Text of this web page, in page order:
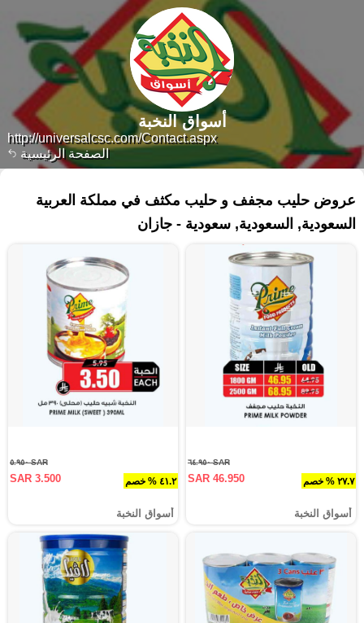
الصفحة الرئيسية
http://universalcsc.com/Contact.aspx
أسواق النخبة
عروض حليب مجفف و حليب مكثف في مملكة العربية
السعودية, السعودية, سعودية - جازان
٢٧.٧ % خصم
SAR ٦٤.٩٥٠
SAR 46.950
أسواق النخبة
٤١.٢ % خصم
SAR ٥.٩٥٠
SAR 3.500
أسواق النخبة